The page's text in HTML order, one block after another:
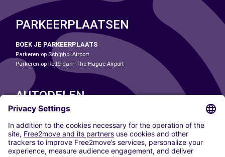
PARKEERPLAATSEN
BOEK JE PARKEERPLAATS
Parkeren op Schiphol Airport
Parkeren op Rotterdam The Hague Airport
AUTODELEN
ONZE STEDEN
Paris
Madrid
Washington DC
Milaan